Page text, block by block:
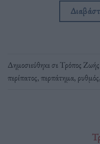
Δημοσιεύθηκε σεΤρόπος Ζωής
περίπατος,περπάτημα, ρυθμός,